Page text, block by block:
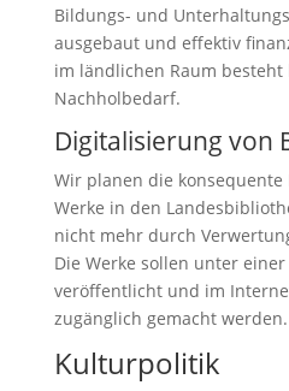
Bildungs- und
ausgebaut und effektiv
im ländlichen Raum
Nachholbedarf.
Digitalisierung von
Wir planen die
Werke in den
nicht mehr durch
Die Werke sollen unter
veröffentlicht und im
zugänglich gemacht werden.
Kulturpolitik